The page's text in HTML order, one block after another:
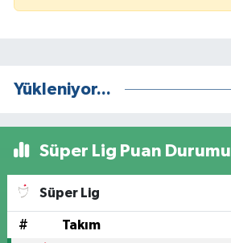
Yükleniyor...
Süper Lig Puan Durumu
Süper Lig
# Takım